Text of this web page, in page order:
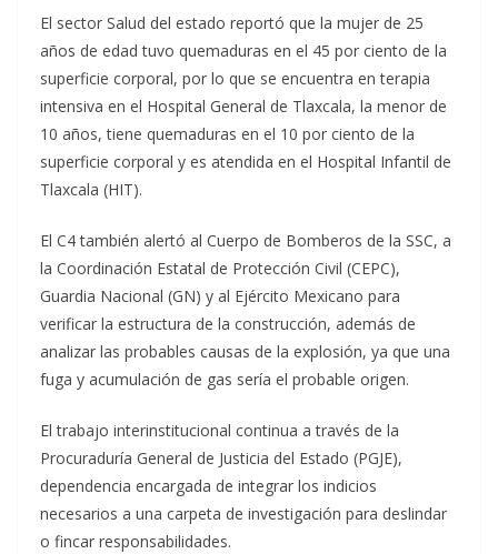
El sector Salud del estado reportó que la mujer de 25
años de edad tuvo quemaduras en el 45 por ciento de la
superficie corporal, por lo que se encuentra en terapia
intensiva en el Hospital General de Tlaxcala, la menor de
10 años, tiene quemaduras en el 10 por ciento de la
superficie corporal y es atendida en el Hospital Infantil de
Tlaxcala (HIT).
El C4 también alertó al Cuerpo de Bomberos de la SSC, a
la Coordinación Estatal de Protección Civil (CEPC),
Guardia Nacional (GN) y al Ejército Mexicano para
verificar la estructura de la construcción, además de
analizar las probables causas de la explosión, ya que una
fuga y acumulación de gas sería el probable origen.
El trabajo interinstitucional continua a través de la
Procuraduría General de Justicia del Estado (PGJE),
dependencia encargada de integrar los indicios
necesarios a una carpeta de investigación para deslindar
o fincar responsabilidades.